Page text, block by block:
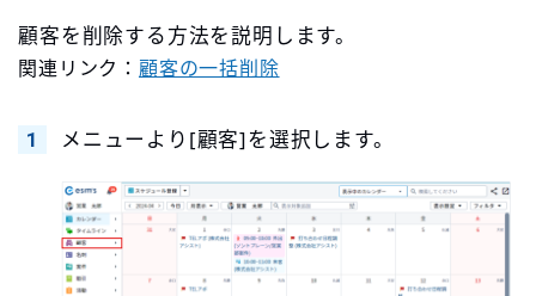
顧客を削除する方法を説明します。
関連リンク： 顧客の一括削除
メニューより[顧客]を選択します。